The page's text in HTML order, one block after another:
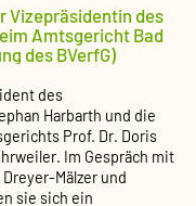
Vizepräsidentin des
Amtsgericht Bad
des BVerfG)
des
Harbarth und die
Prof. Dr. Doris
Im Gespräch mit
Mälzer und
sie sich ein